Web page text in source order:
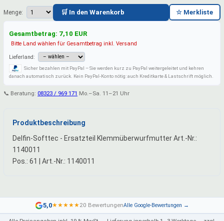
Menge: 🛒 In den Warenkorb ☆ Merkliste
Gesamtbetrag: 7,10 EUR
Bitte Land wählen für Gesamtbetrag inkl. Versand
Lieferland:
Sicher bezahlen mit PayPal – Sie werden kurz zu PayPal weitergeleitet und kehren
danach automatisch zurück. Kein PayPal-Konto nötig: auch Kreditkarte & Lastschrift möglich.
📞 Beratung: 08323 / 969 171 Mo.–Sa. 11–21 Uhr
Produktbeschreibung
Delfin-Softtec - Ersatzteil Klemmüberwurfmutter Art.-Nr.:
1140011
Pos.: 61 | Art.-Nr.: 1140011
5,0★★★★★20 BewertungenAlle Google-Bewertungen →